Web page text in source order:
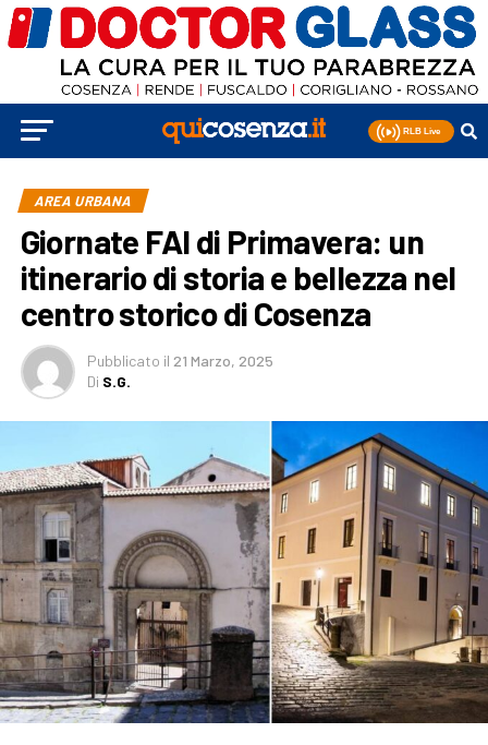
AREA URBANA
Giornate FAI di Primavera: un
itinerario di storia e bellezza nel
centro storico di Cosenza
Pubblicato il 21 Marzo, 2025
Di S.G.